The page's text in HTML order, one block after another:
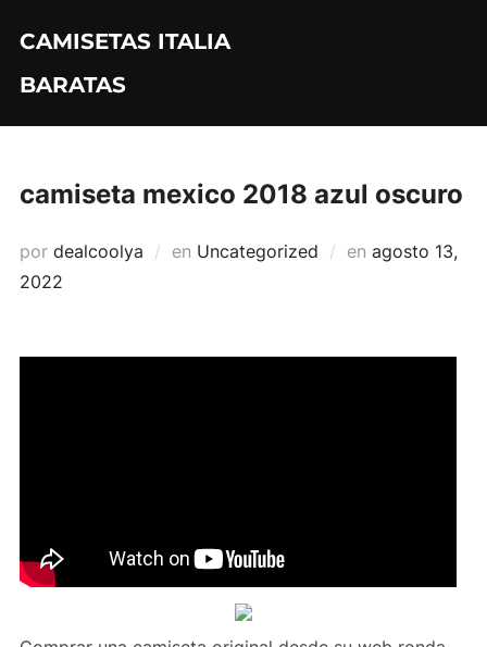
contenido
CAMISETAS ITALIA
BARATAS
camiseta mexico 2018 azul oscuro
por dealcoolya en Uncategorized en Publicado
agosto 13,
2022